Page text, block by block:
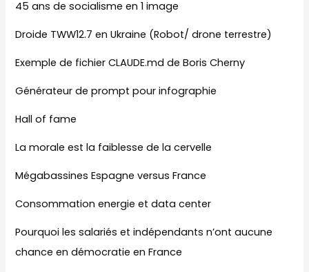
45 ans de socialisme en 1 image
Droide TWW12.7 en Ukraine (Robot/ drone terrestre)
Exemple de fichier CLAUDE.md de Boris Cherny
Générateur de prompt pour infographie
Hall of fame
La morale est la faiblesse de la cervelle
Mégabassines Espagne versus France
Consommation energie et data center
Pourquoi les salariés et indépendants n’ont aucune
chance en démocratie en France